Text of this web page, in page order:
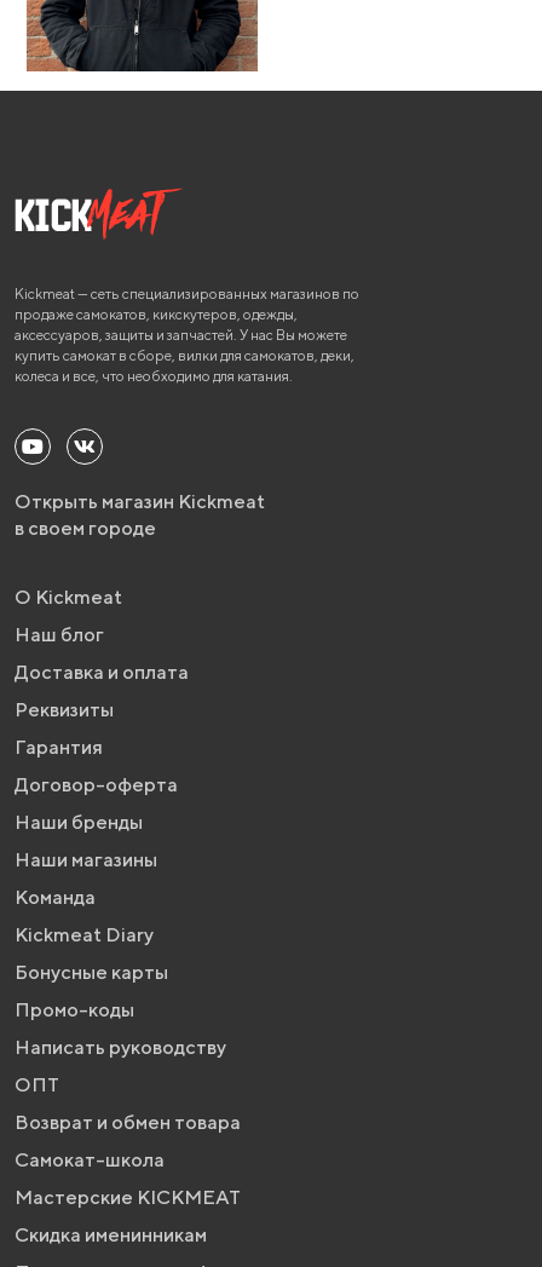
Kickmeat — сеть специализированных магазинов по
продаже самокатов, кикскутеров, одежды,
аксессуаров, защиты и запчастей. У нас Вы можете
купить самокат в сборе, вилки для самокатов, деки,
колеса и все, что необходимо для катания.
Открыть магазин Kickmeat
в своем городе
О Kickmeat
Наш блог
Доставка и оплата
Реквизиты
Гарантия
Договор-оферта
Наши бренды
Наши магазины
Команда
Kickmeat Diary
Бонусные карты
Промо-коды
Написать руководству
ОПТ
Возврат и обмен товара
Самокат-школа
Мастерские KICKMEAT
Скидка именинникам